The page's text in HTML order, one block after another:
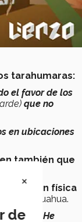
tarahumaras:
el favor de los
que no
en ubicaciones
también que
condición física
de Chihuahua.
He
×
de